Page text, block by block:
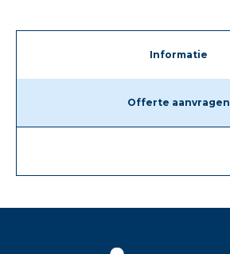
Informatie
Offerte aanvragen